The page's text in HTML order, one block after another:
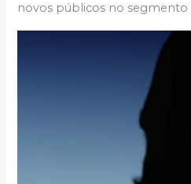
novos públicos no segmento